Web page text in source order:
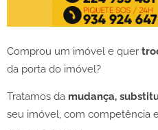
Comprou um imóvel e quer
da porta do imóvel?
Tratamos da mudança,
seu imóvel, com competência